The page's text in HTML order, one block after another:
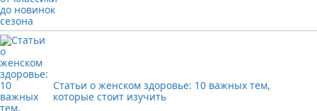
Статьи о женском здоровье: 10 важных тем,
которые стоит изучить